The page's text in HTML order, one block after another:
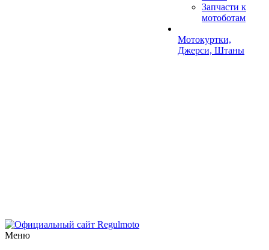
Запчасти к
мотоботам
Мотокуртки,
Джерси, Штаны
Меню